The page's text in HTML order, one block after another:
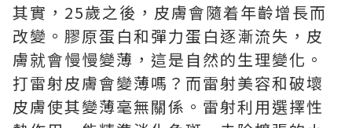
其實，25歲之後，皮膚會隨着年齡增長而
改變。膠原蛋白和彈力蛋白逐漸流失，皮
膚就會慢慢變薄，這是自然的生理變化。
打雷射皮膚會變薄嗎？而雷射美容和破壞
皮膚使其變薄毫無關係。雷射利用選擇性